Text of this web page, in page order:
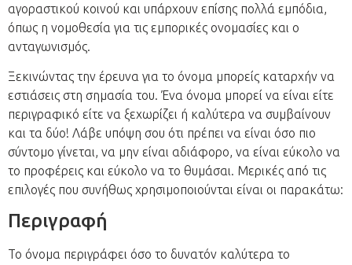
αγοραστικού κοινού και υπάρχουν επίσης πολλά εμπόδια,
όπως η νομοθεσία για τις εμπορικές ονομασίες και ο
ανταγωνισμός.
Ξεκινώντας την έρευνα για το όνομα μπορείς καταρχήν να
εστιάσεις στη σημασία του. Ένα όνομα μπορεί να είναι είτε
περιγραφικό είτε να ξεχωρίζει ή καλύτερα να συμβαίνουν
και τα δύο! Λάβε υπόψη σου ότι πρέπει να είναι όσο πιο
σύντομο γίνεται, να μην είναι αδιάφορο, να είναι εύκολο να
το προφέρεις και εύκολο να το θυμάσαι. Μερικές από τις
επιλογές που συνήθως χρησιμοποιούνται είναι οι παρακάτω:
Περιγραφή
Το όνομα περιγράφει όσο το δυνατόν καλύτερα το